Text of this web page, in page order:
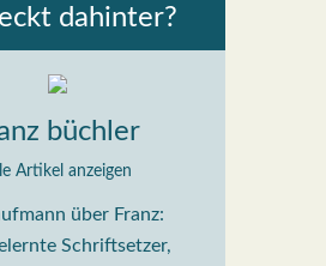
dahin­ter?
büchler
Artikel anzeigen
über Franz:
Schriftsetzer,